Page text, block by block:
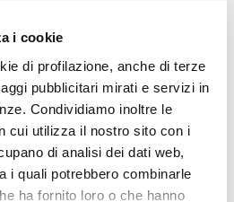
i cookie
di profilazione, anche di terze
pubblicitari mirati e servizi in
Condividiamo inoltre le
cui utilizza il nostro sito con i
di analisi dei dati web,
i quali potrebbero combinarle
ha fornito loro o che hanno
acido ialuronico
realizzate utilizzando l’acido